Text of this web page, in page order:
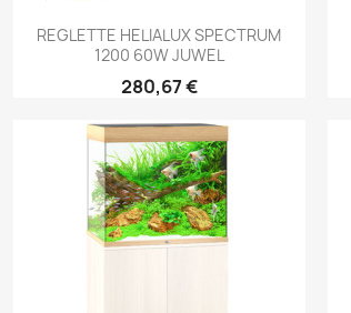
Aperçu rapide
REGLETTE HELIALUX SPECTRUM
1200 60W JUWEL
280,67 €